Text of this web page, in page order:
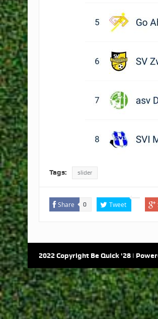
Tags: slider
Share 0 Tweet
2022 Copyright Be Quick '28 |